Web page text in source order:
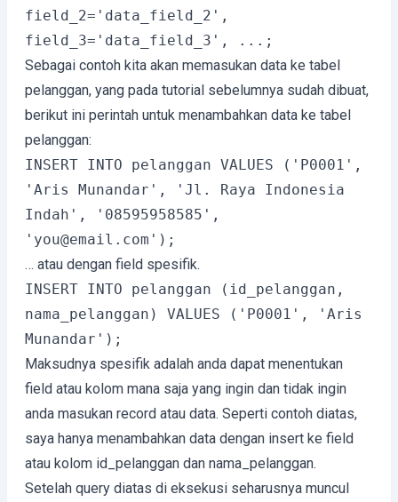
field_2='data_field_2',
field_3='data_field_3', ...;
Sebagai contoh kita akan memasukan data ke tabel
pelanggan, yang pada tutorial sebelumnya sudah dibuat,
berikut ini perintah untuk menambahkan data ke tabel
pelanggan:
INSERT INTO pelanggan VALUES ('P0001',
'Aris Munandar', 'Jl. Raya Indonesia
Indah', '08595958585',
'you@email.com');
… atau dengan field spesifik.
INSERT INTO pelanggan (id_pelanggan,
nama_pelanggan) VALUES ('P0001', 'Aris
Munandar');
Maksudnya spesifik adalah anda dapat menentukan
field atau kolom mana saja yang ingin dan tidak ingin
anda masukan record atau data. Seperti contoh diatas,
saya hanya menambahkan data dengan insert ke field
atau kolom id_pelanggan dan nama_pelanggan.
Setelah query diatas di eksekusi seharusnya muncul